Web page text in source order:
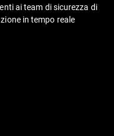
ai team di sicurezza di
in tempo reale